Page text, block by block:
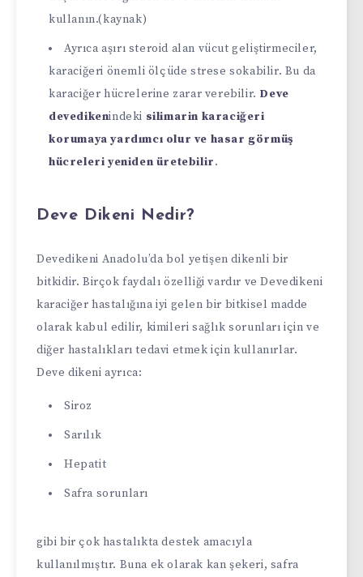
kullanın.(kaynak)
Ayrıca aşırı steroid alan vücut geliştirmeciler,
karaciğeri önemli ölçüde strese sokabilir. Bu da
karaciğer hücrelerine zarar verebilir. Deve
devedikenindeki silimarin karaciğeri
korumaya yardımcı olur ve hasar görmüş
hücreleri yeniden üretebilir.
Deve Dikeni Nedir?
Devedikeni Anadolu’da bol yetişen dikenli bir
bitkidir. Birçok faydalı özelliği vardır ve Devedikeni
karaciğer hastalığına iyi gelen bir bitkisel madde
olarak kabul edilir, kimileri sağlık sorunları için ve
diğer hastalıkları tedavi etmek için kullanırlar.
Deve dikeni ayrıca:
Siroz
Sarılık
Hepatit
Safra sorunları
gibi bir çok hastalıkta destek amacıyla
kullanılmıştır. Buna ek olarak kan şekeri, safra